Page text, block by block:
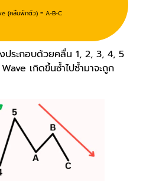
(คลื่นพักตัว) = A-B-C
ระกอบด้วยคลื่น 1, 2, 3, 4, 5
เกิดขึ้นซ้ำไปซ้ำมาจะถูก